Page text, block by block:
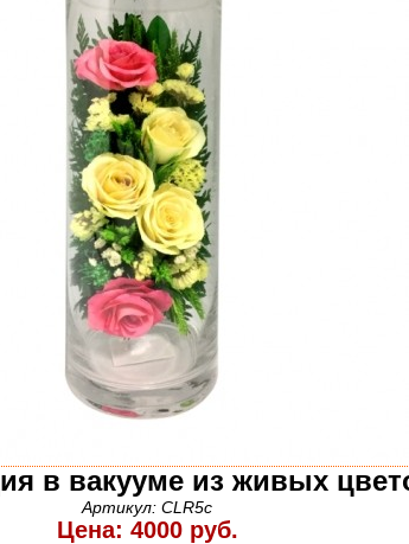
в вакууме из живых
Артикул: CLR5c
Цена: 4000 руб.